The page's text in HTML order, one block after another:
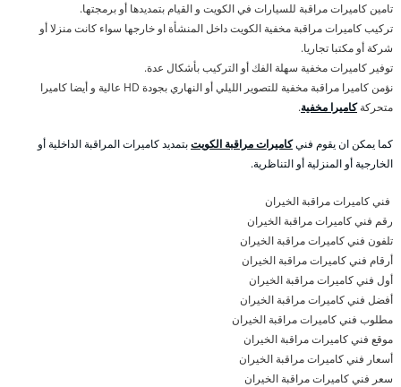
تامين كاميرات مراقبة للسيارات في الكويت و القيام بتمديدها أو برمجتها.
تركيب كاميرات مراقبة مخفية الكويت داخل المنشأة او خارجها سواء كانت منزلا أو
شركة أو مكتبا تجاريا.
توفير كاميرات مخفية سهلة الفك أو التركيب بأشكال عدة.
نؤمن كاميرا مراقبة مخفية للتصوير الليلي أو النهاري بجودة HD عالية و أيضا كاميرا
متحركةكاميرا مخفية.
كما يمكن ان يقوم فنيكاميرات مراقبة الكويتبتمديد كاميرات المراقبة الداخلية أو
الخارجية أو المنزلية أو التناظرية.
فني كاميرات مراقبة الخيران
رقم فني كاميرات مراقبة الخيران
تلفون فني كاميرات مراقبة الخيران
أرقام فني كاميرات مراقبة الخيران
أول فني كاميرات مراقبة الخيران
أفضل فني كاميرات مراقبة الخيران
مطلوب فني كاميرات مراقبة الخيران
موقع فني كاميرات مراقبة الخيران
أسعار فني كاميرات مراقبة الخيران
سعر فني كاميرات مراقبة الخيران